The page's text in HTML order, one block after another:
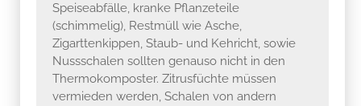
Speiseabfälle, kranke Pflanzeteile
(schimmelig), Restmüll wie Asche,
Zigarttenkippen, Staub- und Kehricht, sowie
Nussschalen sollten genauso nicht in den
Thermokomposter. Zitrusfüchte müssen
vermieden werden, Schalen von andern